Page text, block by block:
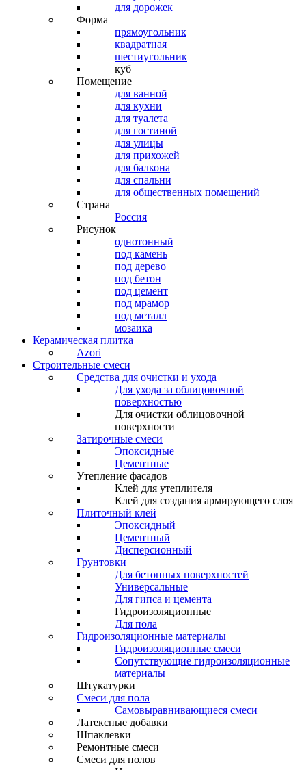
для дорожек
Форма
прямоугольник
квадратная
шестиугольник
куб
Помещение
для ванной
для кухни
для туалета
для гостиной
для улицы
для прихожей
для балкона
для спальни
для общественных помещений
Страна
Россия
Рисунок
однотонный
под камень
под дерево
под бетон
под цемент
под мрамор
под металл
мозаика
Керамическая плитка
Azori
Строительные смеси
Средства для очистки и ухода
Для ухода за облицовочной
поверхностью
Для очистки облицовочной
поверхности
Затирочные смеси
Эпоксидные
Цементные
Утепление фасадов
Клей для утеплителя
Клей для создания армирующего слоя
Плиточный клей
Эпоксидный
Цементный
Дисперсионный
Грунтовки
Для бетонных поверхностей
Универсальные
Для гипса и цемента
Гидроизоляционные
Для пола
Гидроизоляционные материалы
Гидроизоляционные смеси
Сопутствующие гидроизоляционные
материалы
Штукатурки
Смеси для пола
Самовыравнивающиеся смеси
Латексные добавки
Шпаклевки
Ремонтные смеси
Смеси для полов